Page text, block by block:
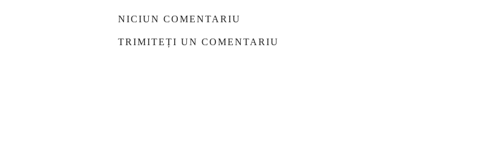
Clarkson’s Farm Monster
LA18:51